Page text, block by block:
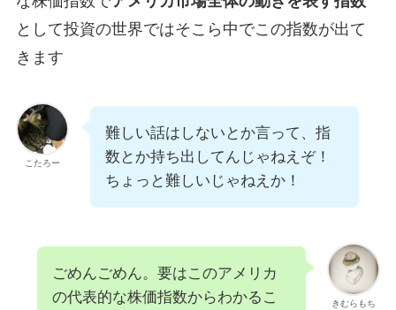
として投資の世界ではそこら中でこの指数が出て
きます
こたろー
難しい話はしないとか言って、指
数とか持ち出してんじゃねえぞ！
ちょっと難しいじゃねえか！
きむらもち
ごめんごめん。要はこのアメリカ
の代表的な株価指数からわかるこ